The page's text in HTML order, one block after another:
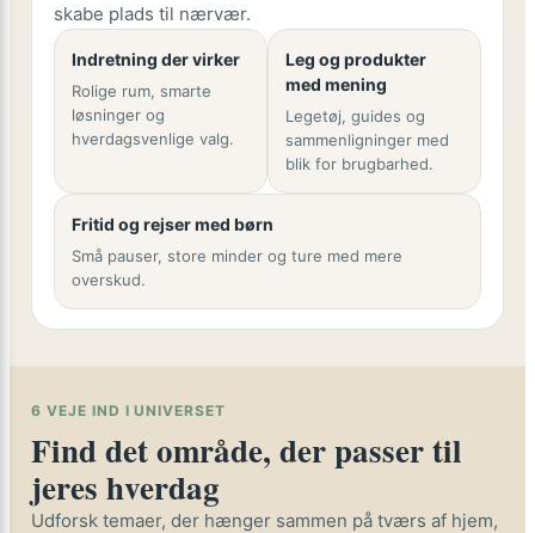
skabe plads til nærvær.
Indretning der virker
Rolige rum, smarte
løsninger og
hverdagsvenlige valg.
Leg og produkter
med mening
Legetøj, guides og
sammenligninger med
blik for brugbarhed.
Fritid og rejser med børn
Små pauser, store minder og ture med mere
overskud.
6 VEJE IND I UNIVERSET
Find det område, der passer til
jeres hverdag
Udforsk temaer, der hænger sammen på tværs af hjem,